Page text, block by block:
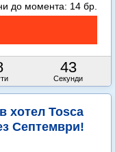
41
Секунди
до момента: 14 бр.
хотел Tosca
Септември!